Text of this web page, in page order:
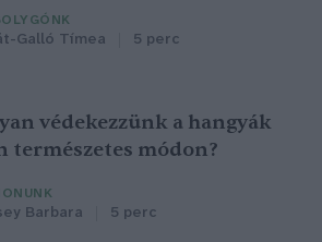
Galló Tímea 5 perc
védekezzünk a hangyák
természetes módon?
Barbara 5 perc